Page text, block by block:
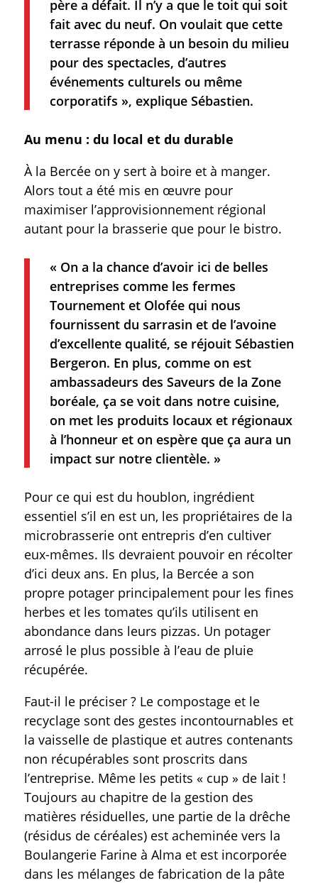
père a défait. Il n’y a que le toit qui soit
fait avec du neuf. On voulait que cette
terrasse réponde à un besoin du milieu
pour des spectacles, d’autres
événements culturels ou même
corporatifs », explique Sébastien.
Au menu : du local et du durable
À la Bercée on y sert à boire et à manger.
Alors tout a été mis en œuvre pour
maximiser l’approvisionnement régional
autant pour la brasserie que pour le bistro.
« On a la chance d’avoir ici de belles
entreprises comme les fermes
Tournement et Olofée qui nous
fournissent du sarrasin et de l’avoine
d’excellente qualité, se réjouit Sébastien
Bergeron. En plus, comme on est
ambassadeurs des Saveurs de la Zone
boréale, ça se voit dans notre cuisine,
on met les produits locaux et régionaux
à l’honneur et on espère que ça aura un
impact sur notre clientèle. »
Pour ce qui est du houblon, ingrédient
essentiel s’il en est un, les propriétaires de la
microbrasserie ont entrepris d’en cultiver
eux-mêmes. Ils devraient pouvoir en récolter
d’ici deux ans. En plus, la Bercée a son
propre potager principalement pour les fines
herbes et les tomates qu’ils utilisent en
abondance dans leurs pizzas. Un potager
arrosé le plus possible à l’eau de pluie
récupérée.
Faut-il le préciser ? Le compostage et le
recyclage sont des gestes incontournables et
la vaisselle de plastique et autres contenants
non récupérables sont proscrits dans
l’entreprise. Même les petits « cup » de lait !
Toujours au chapitre de la gestion des
matières résiduelles, une partie de la drêche
(résidus de céréales) est acheminée vers la
Boulangerie Farine à Alma et est incorporée
dans les mélanges de fabrication de la pâte